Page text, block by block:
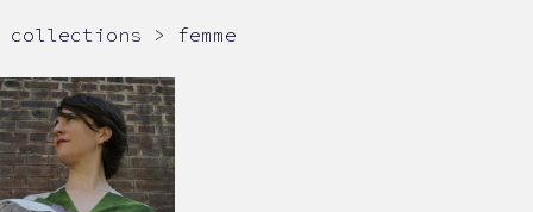
collections > femme